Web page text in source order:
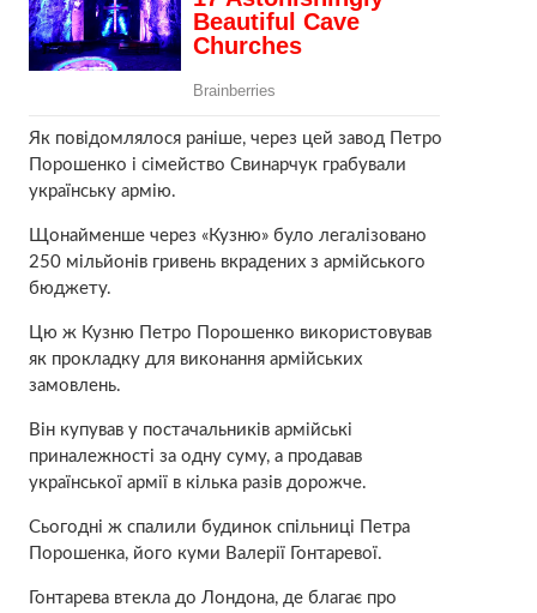
Як повідомлялося раніше, через цей завод Петро
Порошенко і сімейство Свинарчук грабували
українську армію.
Щонайменше через «Кузню» було легалізовано
250 мільйонів гривень вкрадених з армійського
бюджету.
Цю ж Кузню Петро Порошенко використовував
як прокладку для виконання армійських
замовлень.
Він купував у постачальників армійські
приналежності за одну суму, а продавав
української армії в кілька разів дорожче.
Сьогодні ж спалили будинок спільниці Петра
Порошенка, його куми Валерії Гонтаревої.
Гонтарева втекла до Лондона, де благає про